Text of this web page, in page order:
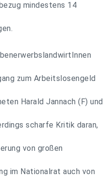
mindestens 14
zum Arbeitslosengeld
Harald Jannach (F) und
scharfe Kritik daran,
von großen
im Nationalrat auch von